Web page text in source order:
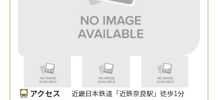
アクセス 近畿日本鉄道「近鉄奈良駅」徒歩1分